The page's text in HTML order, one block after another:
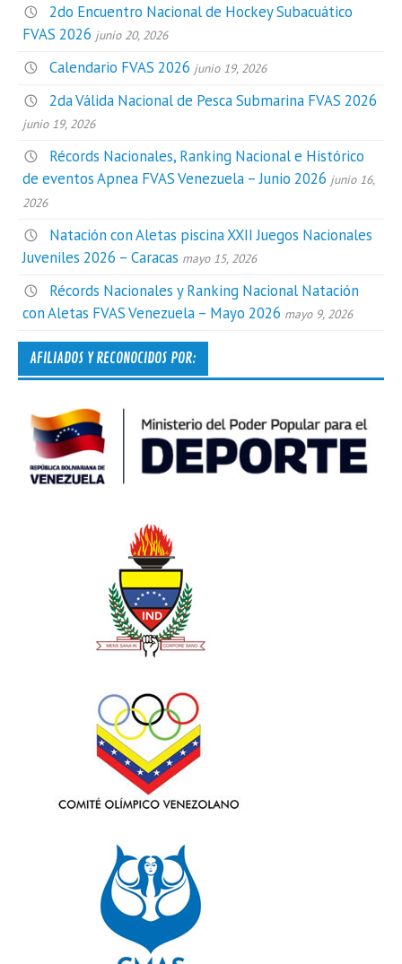
2do Encuentro Nacional de Hockey Subacuático
FVAS 2026 junio 20, 2026
Calendario FVAS 2026 junio 19, 2026
2da Válida Nacional de Pesca Submarina FVAS 2026
junio 19, 2026
Récords Nacionales, Ranking Nacional e Histórico
de eventos Apnea FVAS Venezuela – Junio 2026 junio 16,
2026
Natación con Aletas piscina XXII Juegos Nacionales
Juveniles 2026 – Caracas mayo 15, 2026
Récords Nacionales y Ranking Nacional Natación
con Aletas FVAS Venezuela – Mayo 2026 mayo 9, 2026
AFILIADOS Y RECONOCIDOS POR: